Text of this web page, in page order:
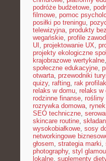
podróże budżetowe,
filmowe, pomoc
posiłki po treningu,
telewizyjna, produkty
wegańskie, profile
UI , projektowanie UX,
projekty ekologiczne
krajobrazowe wertykalne,
społeczne edukacyjne,
otwarta, przewodniki
quizy, rafting, rak
relaks w domu, relaks w
rodzinne finanse, rośliny
rozrywka domowa,
SEO techniczne,
skincare routine,
wysokobiałkowe, sosy
networkingowe
głosem, strategia marki,
photography, styl
lokalne, suplementy